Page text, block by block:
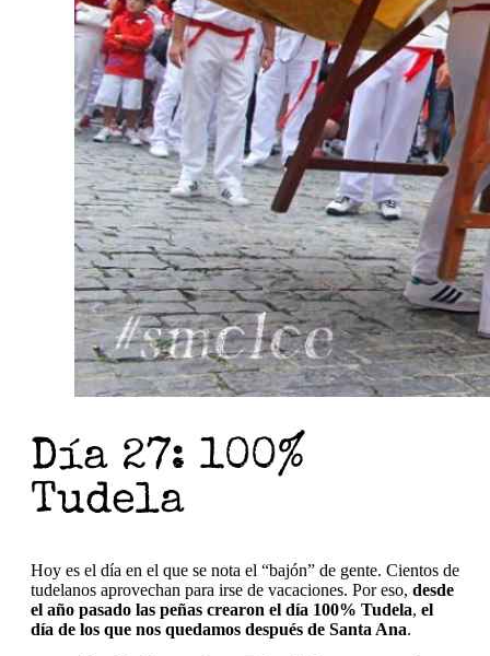
Día 27: 100%
Tudela
Hoy es el día en el que se nota el “bajón” de gente. Cientos de
tudelanos aprovechan para irse de vacaciones. Por eso, desde
el año pasado las peñas crearon el día 100% Tudela, el
día de los que nos quedamos después de Santa Ana.